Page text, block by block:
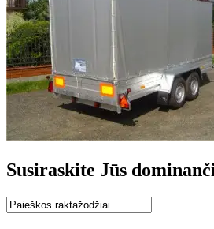
Susiraskite Jūs